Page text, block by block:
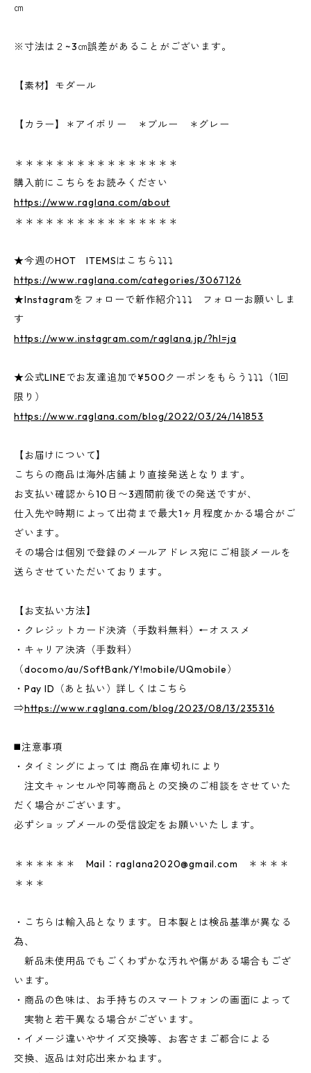
㎝
※寸法は２~3㎝誤差があることがございます。
【素材】モダール
【カラー】＊アイボリー ＊ブルー ＊グレー
＊＊＊＊＊＊＊＊＊＊＊＊＊＊＊＊
購入前にこちらをお読みください
https://www.raglana.com/about
＊＊＊＊＊＊＊＊＊＊＊＊＊＊＊＊
★今週のHOT ITEMSはこちら⤵⤵⤵
https://www.raglana.com/categories/3067126
★Instagramをフォローで新作紹介⤵⤵⤵ フォローお願いしま
す
https://www.instagram.com/raglana.jp/?hl=ja
★公式LINEでお友達追加で¥500クーポンをもらう⤵⤵⤵（1回
限り）
https://www.raglana.com/blog/2022/03/24/141853
【お届けについて】
こちらの商品は海外店舗より直接発送となります。
お支払い確認から10日〜3週間前後での発送ですが、
仕入先や時期によって出荷まで最大1ヶ月程度かかる場合がご
ざいます。
その場合は個別で登録のメールアドレス宛にご相談メールを
送らさせていただいております。
【お支払い方法】
・クレジットカード決済（手数料無料）←オススメ
・キャリア決済（手数料）
（docomo/au/SoftBank/Y!mobile/UQmobile）
・Pay ID（あと払い）詳しくはこちら
⇒https://www.raglana.com/blog/2023/08/13/235316
◼️注意事項
・タイミングによっては 商品在庫切れにより
注文キャンセルや同等商品との交換のご相談をさせていた
だく場合がございます。
必ずショップメールの受信設定をお願いいたします。
＊＊＊＊＊＊ Mail： raglana2020@gmail.com ＊＊＊＊
＊＊＊
・こちらは輸入品となります。日本製とは検品基準が異なる
為、
新品未使用品でもごくわずかな汚れや傷がある場合もござ
います。
・商品の色味は、お手持ちのスマートフォンの画面によって
実物と若干異なる場合がございます。
・イメージ違いやサイズ交換等、お客さまご都合による
交換、返品は対応出来かねます。